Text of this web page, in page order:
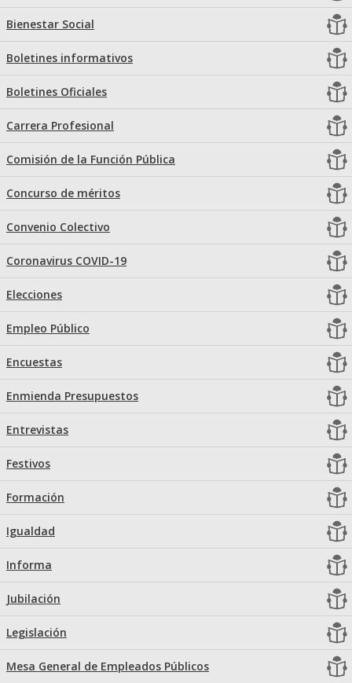
Bienestar Social
Boletines informativos
Boletines Oficiales
Carrera Profesional
Comisión de la Función Pública
Concurso de méritos
Convenio Colectivo
Coronavirus COVID-19
Elecciones
Empleo Público
Encuestas
Enmienda Presupuestos
Entrevistas
Festivos
Formación
Igualdad
Informa
Jubilación
Legislación
Mesa General de Empleados Públicos